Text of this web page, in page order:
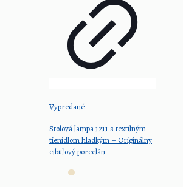
Vypredané
Stolová lampa 1211 s textilným
tienidlom hladkým – Originálny
cibuľový porcelán